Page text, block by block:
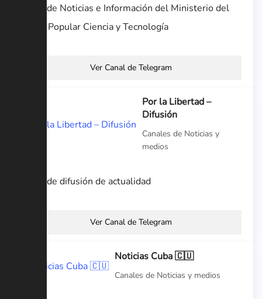
Canal de Noticias e Información del Ministerio del
Poder Popular Ciencia y Tecnología
Ver Canal de Telegram
Por la Libertad –
Difusión
Canales de Noticias y
medios
Canal de difusión de actualidad
Ver Canal de Telegram
Noticias Cuba 🇨🇺
Canales de Noticias y medios